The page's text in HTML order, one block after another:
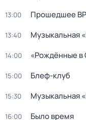
13:00 Прошедшее
13:40 Музыкальная
14:00 «Рождённые в
15:00 Блеф-клуб
15:30 Музыкальная
16:00 Было время